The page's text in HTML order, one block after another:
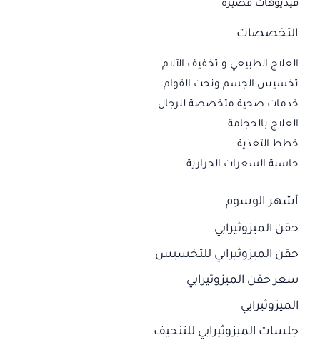
فيديوهات قصيرة
التخصصات
العلاج الطبيعي و تخفيف الآلام
تخسيس الجسم ونحت القوام
خدمات صحية متخصصة للرجال
العلاج بالحجامة
خطط التغذية
حاسبة السعرات الحرارية
أشهر الوسوم
حقن الميزوثيرابي
حقن الميزوثيرابي للتخسيس
سعر حقن الميزوثيرابي
الميزوثيرابي
جلسات الميزوثيرابي للتنحيف